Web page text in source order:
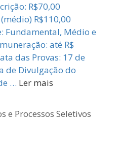
R$70,00
R$110,00
Fundamental, Médio e
até R$
das Provas: 17 de
de Divulgação do
… Ler mais
e Processos Seletivos